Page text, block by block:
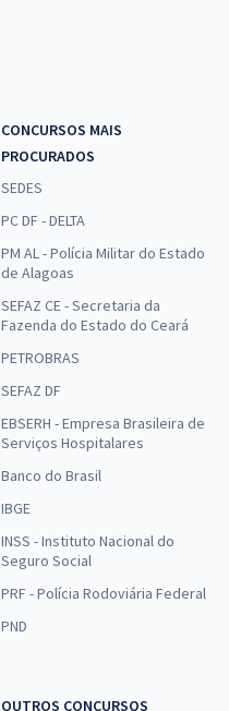
CONCURSOS MAIS
PROCURADOS
SEDES
PC DF - DELTA
PM AL - Polícia Militar do Estado
de Alagoas
SEFAZ CE - Secretaria da
Fazenda do Estado do Ceará
PETROBRAS
SEFAZ DF
EBSERH - Empresa Brasileira de
Serviços Hospitalares
Banco do Brasil
IBGE
INSS - Instituto Nacional do
Seguro Social
PRF - Polícia Rodoviária Federal
PND
OUTROS CONCURSOS